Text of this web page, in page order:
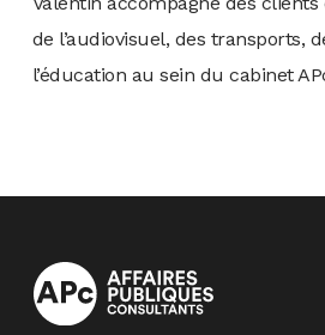
de l’audiovisuel, des transports,
l’éducation au sein du cabinet